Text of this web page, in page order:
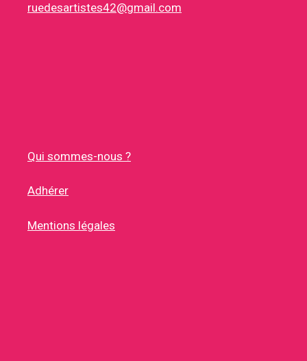
ruedesartistes42@gmail.com
Qui sommes-nous ?
Adhérer
Mentions légales